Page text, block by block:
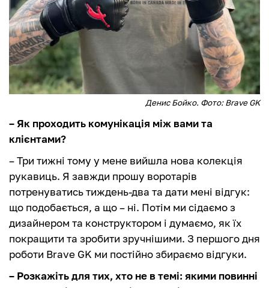
Денис Бойко. Фото: Brave GK
– Як проходить комунікація між вами та
клієнтами?
– Три тижні тому у мене вийшла нова колекція
рукавиць. Я завжди прошу воротарів
потренуватись тиждень-два та дати мені відгук:
що подобається, а що – ні. Потім ми сідаємо з
дизайнером та конструктором і думаємо, як їх
покращити та зробити зручнішими. З першого дня
роботи Brave GK ми постійно збираємо відгуки.
– Розкажіть для тих, хто не в темі: якими повинні